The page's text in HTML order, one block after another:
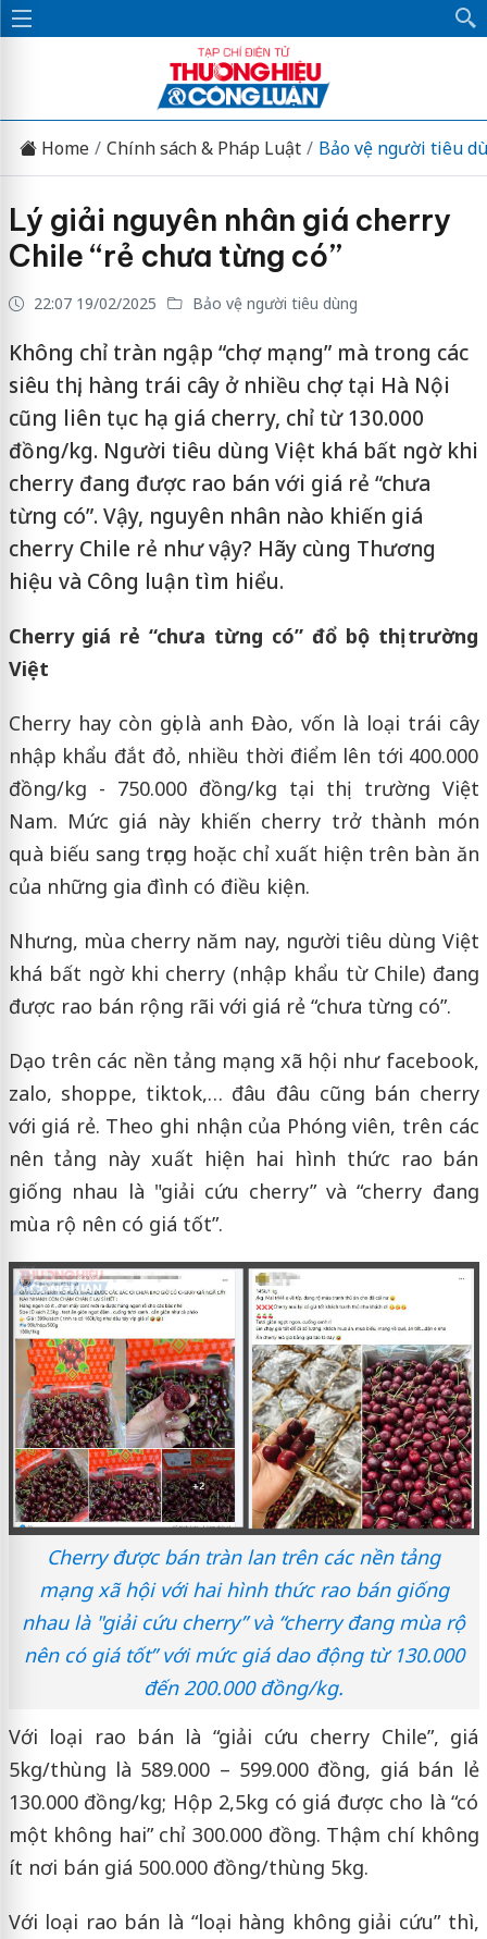
Home Chính sách & Pháp Luật Bảo vệ người tiêu
Lý giải nguyên nhân giá cherry
Chile “rẻ chưa từng có”
22:07 19/02/2025 Bảo vệ người tiêu dùng
Không chỉ tràn ngập “chợ mạng” mà trong các
siêu thị, hàng trái cây ở nhiều chợ tại Hà Nội
cũng liên tục hạ giá cherry, chỉ từ 130.000
đồng/kg. Người tiêu dùng Việt khá bất ngờ khi
cherry đang được rao bán với giá rẻ “chưa
từng có”. Vậy, nguyên nhân nào khiến giá
cherry Chile rẻ như vậy? Hãy cùng Thương
hiệu và Công luận tìm hiểu.
Cherry giá rẻ “chưa từng có” đổ bộ thị trường
Việt
Cherry hay còn gọi là anh Đào, vốn là loại trái cây
nhập khẩu đắt đỏ, nhiều thời điểm lên tới 400.000
đồng/kg - 750.000 đồng/kg tại thị trường Việt
Nam. Mức giá này khiến cherry trở thành món
quà biếu sang trọng hoặc chỉ xuất hiện trên bàn ăn
của những gia đình có điều kiện.
Nhưng, mùa cherry năm nay, người tiêu dùng Việt
khá bất ngờ khi cherry (nhập khẩu từ Chile) đang
được rao bán rộng rãi với giá rẻ “chưa từng có”.
Dạo trên các nền tảng mạng xã hội như facebook,
zalo, shoppe, tiktok,… đâu đâu cũng bán cherry
với giá rẻ. Theo ghi nhận của Phóng viên, trên các
nên tảng này xuất hiện hai hình thức rao bán
giống nhau là "giải cứu cherry” và “cherry đang
mùa rộ nên có giá tốt”.
Cherry được bán tràn lan trên các nền tảng
mạng xã hội với hai hình thức rao bán giống
nhau là "giải cứu cherry” và “cherry đang mùa rộ
nên có giá tốt” với mức giá dao động từ 130.000
đến 200.000 đồng/kg.
Với loại rao bán là “giải cứu cherry Chile”, giá
5kg/thùng là 589.000 – 599.000 đồng, giá bán lẻ
130.000 đồng/kg; Hộp 2,5kg có giá được cho là “có
một không hai” chỉ 300.000 đồng. Thậm chí không
ít nơi bán giá 500.000 đồng/thùng 5kg.
Với loại rao bán là “loại hàng không giải cứu” thì,